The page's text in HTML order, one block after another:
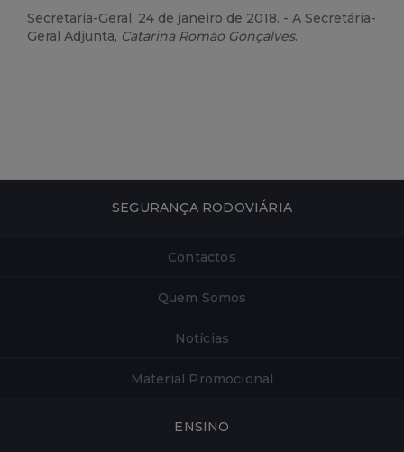
Secretaria-Geral, 24 de janeiro de 2018. - A Secretária-
Geral Adjunta, Catarina Romão Gonçalves.
SEGURANÇA RODOVIÁRIA
Contactos
Quem Somos
Notícias
Material Promocional
ENSINO